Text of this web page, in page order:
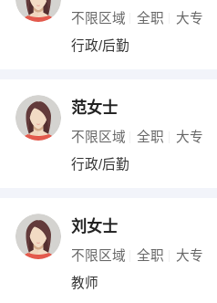
不限区域 全职 大专
行政/后勤
范女士
不限区域 全职 大专
行政/后勤
刘女士
不限区域 全职 大专
教师